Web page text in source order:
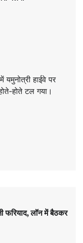
हाईवे पर
होते टल गया।
फरियाद, लॉन में बैठकर